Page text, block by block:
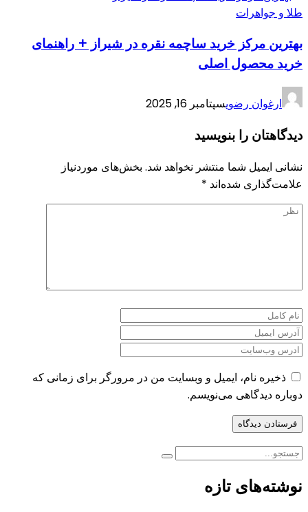
طلا و جواهرات
بهترین مرکز خرید ساچمه نقره در شیراز + راهنمای
خرید محصول اصلی
ارغوان رضویسپتامبر 16, 2025
دیدگاهتان را بنویسید
نشانی ایمیل شما منتشر نخواهد شد. بخش‌های موردنیاز
علامت‌گذاری شده‌اند *
ذخیره نام، ایمیل و وبسایت من در مرورگر برای زمانی که
دوباره دیدگاهی می‌نویسم.
نوشته‌های تازه